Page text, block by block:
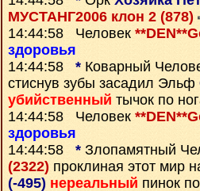
МУСТАНГ2006 клон 2 (878)
14:44:58 Человек
здоровья
14:44:58 * Коварный
стиснув зубы засадил Эльф
убийственный тычок по
14:44:58 Человек
здоровья
14:44:58 * Злопамятный
(2322) проклиная этот мир
(-495) нереальный пинок